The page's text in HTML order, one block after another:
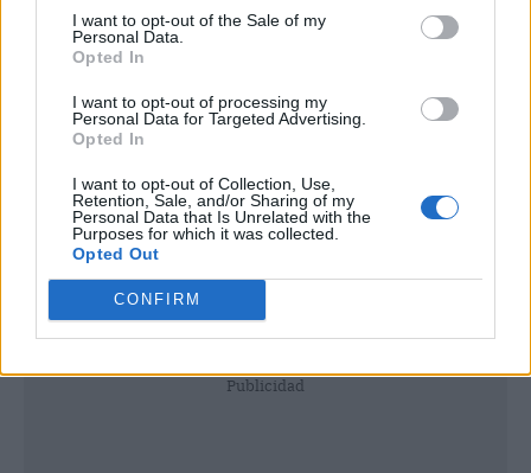
I want to opt-out of the Sale of my
Personal Data.
Opted In
I want to opt-out of processing my
Personal Data for Targeted Advertising.
Opted In
I want to opt-out of Collection, Use,
Retention, Sale, and/or Sharing of my
Personal Data that Is Unrelated with the
Purposes for which it was collected.
Opted Out
CONFIRM
Publicidad